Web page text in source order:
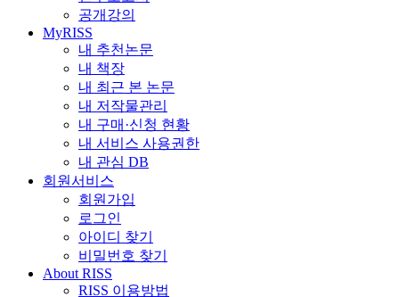
공개강의
MyRISS
내 추천논문
내 책장
내 최근 본 논문
내 저작물관리
내 구매·신청 현황
내 서비스 사용권한
내 관심 DB
회원서비스
회원가입
로그인
아이디 찾기
비밀번호 찾기
About RISS
RISS 이용방법